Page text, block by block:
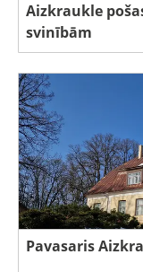
Aizkraukle
svinībām
Pavasaris